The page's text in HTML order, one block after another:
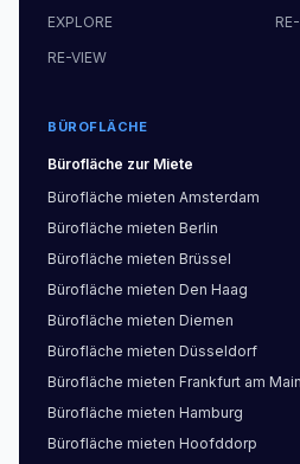
EXPLORE
RE-VIEW
BÜROFLÄCHE
Bürofläche zur Miete
Bürofläche mieten Amsterdam
Bürofläche mieten Berlin
Bürofläche mieten Brüssel
Bürofläche mieten Den Haag
Bürofläche mieten Diemen
Bürofläche mieten Düsseldorf
Bürofläche mieten Frankfurt am Main
Bürofläche mieten Hamburg
Bürofläche mieten Hoofddorp